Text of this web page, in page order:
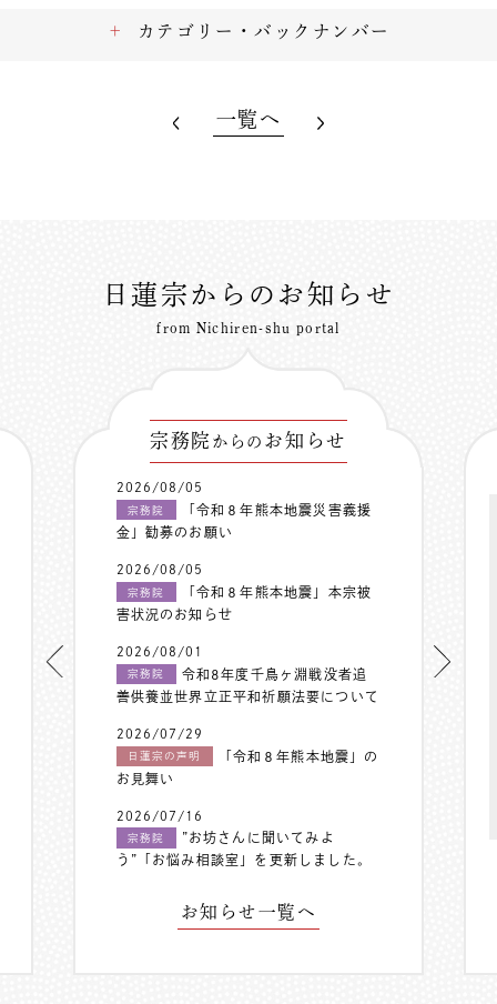
カテゴリー・バックナンバー
一覧へ
日蓮宗からのお知らせ
from Nichiren-shu portal
宗務院 からの お知らせ
2026/08/05
宗務院
「令和８年熊本地震災害義援
金」勧募のお願い
2026/08/05
宗務院
「令和８年熊本地震」本宗被
害状況のお知らせ
2026/08/01
宗務院
令和8年度千鳥ヶ淵戦没者追
善供養並世界立正平和祈願法要について
2026/07/29
日蓮宗の声明
「令和８年熊本地震」の
お見舞い
2026/07/16
宗務院
”お坊さんに聞いてみよ
う”「お悩み相談室」を更新しました。
お知らせ一覧へ